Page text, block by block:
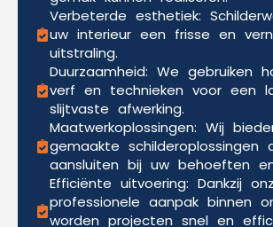
Verbeterde esthetiek:
uw interieur een frisse en
uitstraling.
Duurzaamheid: We gebruiken
verf en technieken voor een
slijtvaste afwerking.
Maatwerkoplossingen: Wij
gemaakte schilderoplossingen
aansluiten bij uw behoeften
Efficiënte uitvoering: Dankzij
professionele aanpak binnen
worden projecten snel en